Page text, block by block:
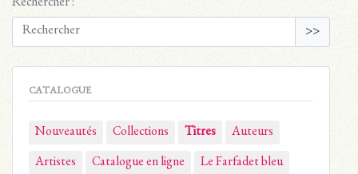
Rechercher :
>>
CATALOGUE
Nouveautés Collections Titres Auteurs
Artistes Catalogue en ligne Le Farfadet bleu